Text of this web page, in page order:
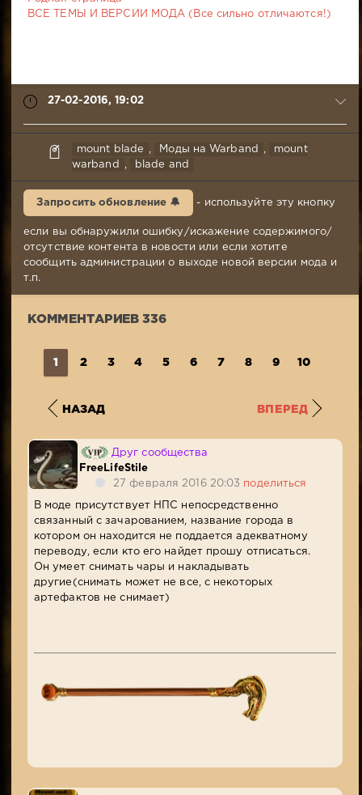
ВСЕ ТЕМЫ И ВЕРСИИ МОДА (Все сильно отличаются!)
27-02-2016, 19:02
FreeLifeStile
02-
Комментариев:
336
Просмотров:
mount blade , Моды на Warband ,
mount
warband
, blade and
Запросить обновление 🔔 - используйте эту кнопку
если вы обнаружили ошибку/искажение содержимого/
отсутствие контента в новости или если хотите
сообщить администрации о выходе новой версии мода и
т.п.
КОММЕНТАРИЕВ 336
1 2 3 4 5 6 7 8 9 10
НАЗАД ВПЕРЕД
Друг сообщества
FreeLifeStile
27 февраля 2016 20:03 поделиться
В моде присутствует НПС непосредственно
связанный с зачарованием, название города в
котором он находится не поддается адекватному
переводу, если кто его найдет прошу отписаться.
Он умеет снимать чары и накладывать
другие(снимать может не все, с некоторых
артефактов не снимает)